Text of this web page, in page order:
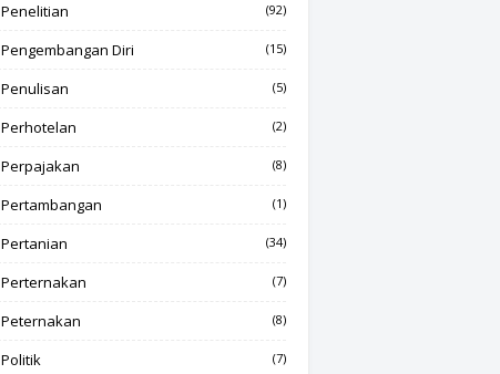
Penelitian (92)
Pengembangan Diri (15)
Penulisan (5)
Perhotelan (2)
Perpajakan (8)
Pertambangan (1)
Pertanian (34)
Perternakan (7)
Peternakan (8)
Politik (7)